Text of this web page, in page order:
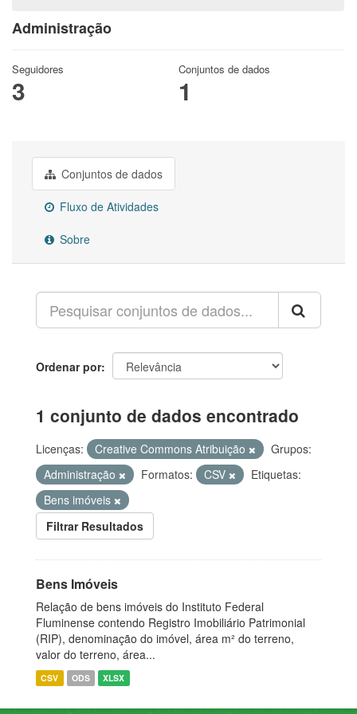
Administração
Seguidores
3
Conjuntos de dados
1
Conjuntos de dados
Fluxo de Atividades
Sobre
Ordenar por
1 conjunto de dados encontrado
Licenças: Creative Commons Atribuição
Grupos:
Administração
Formatos: CSV
Etiquetas:
Bens imóveis
Filtrar Resultados
Bens Imóveis
Relação de bens imóveis do Instituto Federal
Fluminense contendo Registro Imobiliário Patrimonial
(RIP), denominação do imóvel, área m² do terreno,
valor do terreno, área...
CSV ODS XLSX